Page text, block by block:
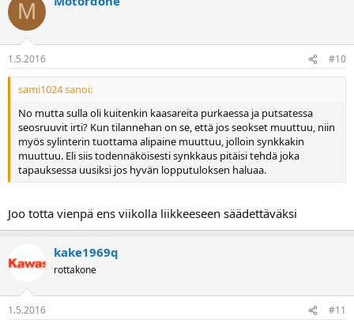
M
1.5.2016 #10
sami1024 sanoi:
No mutta sulla oli kuitenkin kaasareita purkaessa ja putsatessa
seosruuvit irti? Kun tilannehan on se, että jos seokset muuttuu, niin
myös sylinterin tuottama alipaine muuttuu, jolloin synkkakin
muuttuu. Eli siis todennäköisesti synkkaus pitäisi tehdä joka
tapauksessa uusiksi jos hyvän lopputuloksen haluaa.
Joo totta vienpä ens viikolla liikkeeseen säädettäväksi
kake1969q
rottakone
1.5.2016 #11